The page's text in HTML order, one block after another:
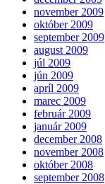
november 2009
október 2009
september 2009
august 2009
júl 2009
jún 2009
apríl 2009
marec 2009
február 2009
január 2009
december 2008
november 2008
október 2008
september 2008